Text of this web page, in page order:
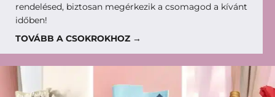
rendelésed, biztosan megérkezik a csomagod a kívánt
időben!
TOVÁBB A CSOKROKHOZ →